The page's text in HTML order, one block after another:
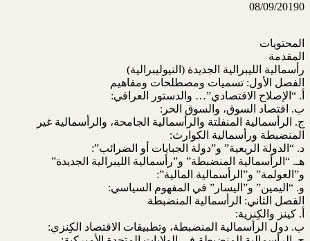
08/09/20190
المحتويات
المقدمة
رأسمالية الليبرالية الجديدة (النيوليبرالية)
الفصل الأول: تسميات ومصطلحات ومفاهيم
أ. “الإصلاح الاقتصادي”… والدستور العراقي:
ب. اقتصاد السوق، والسوق الحر:
ج. الرأسمالية المنفلتة والرأسمالية الجامحة، والرأسمالية غير
المنضبطة ورأسمالية الكوارث:
د. “الدولة الريعية” و”دولة الجبايات أو الضرائب”:
هـ. “الرأسمالية المنضبطة” و”رأسمالية الليبرالية الجديدة”
و”العولمة” و”الرأسمالية المالية”:
و. “اليمين” و”اليسار” في المفهوم السياسي:
الفصل الثاني: الرأسمالية المنضبطة
أ. كينز والكِنزية:
ب. دول الرأسمالية المنضبطة، وتطبيقات الاقتصاد الكِنزي: